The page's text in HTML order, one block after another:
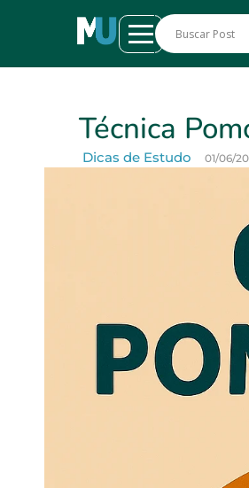
Técnica
Dicas de Estudo 01/06/